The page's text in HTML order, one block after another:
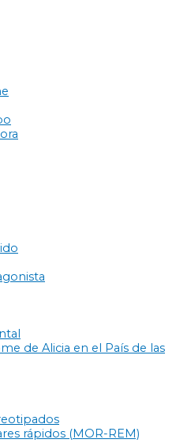
de Alicia en el País de las
rápidos (MOR-REM)